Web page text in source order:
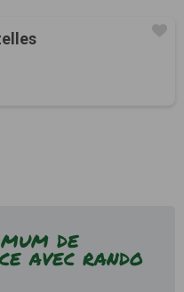
de
avec rando